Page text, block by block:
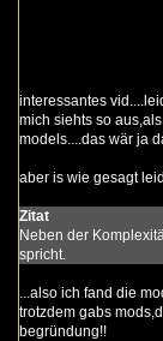
interessantes
mich siehts so
models....das wär ja
aber is wie gesagt
Zitat
Neben der
spricht.
...also ich fand die
trotzdem gabs
begründung!!